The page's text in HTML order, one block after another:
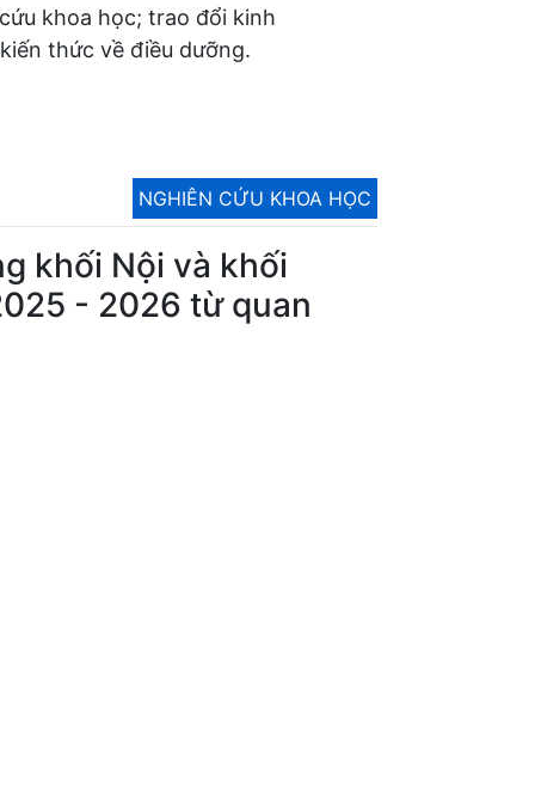
khoa học; trao đổi kinh
thức về điều dưỡng.
NGHIÊN CỨU KHOA HỌC
khối Nội và khối
- 2026 từ quan